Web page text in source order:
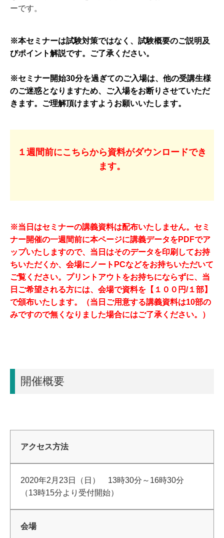
ーです。
※本セミナーは試験対策ではなく、試験概要のご説明及
びポイント解説です。ご了承ください。
※セミナー開始30分を過ぎてのご入場は、他の受講生様
のご迷惑となりますため、ご入場をお断りさせていただ
きます。ご理解頂けますようお願いいたします。
１週間前にこちらから資料がダウンロードでき
ます。
※当日はセミナーの講義資料は配布いたしません。セミ
ナー開催の一週間前に本ページに講義データをPDFでア
ップいたしますので、当日はそのデータを印刷してお持
ちいただくか、会場にノートPCなどをお持ちいただいて
ご覧ください。プリントアウトをお持ちにならずに、当
日ご希望される方には、会場で資料を【１００円/１部】
で頒布いたします。（当日ご用意する講義資料は10部の
みですので無くなりました場合にはご了承ください。）
開催概要
アクセス方法
2020年2月23日（日） 13時30分～16時30分
（13時15分より受付開始）
会場